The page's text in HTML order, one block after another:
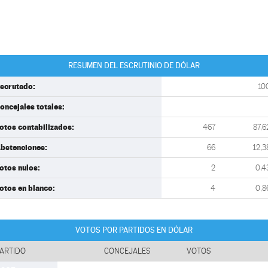
RESUMEN DEL ESCRUTINIO DE DÓLAR
totales:
contabilizados: 467
66
nulos: 2
en blanco: 4
VOTOS POR PARTIDOS EN DÓLAR
CONCEJALES VOTOS